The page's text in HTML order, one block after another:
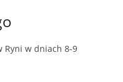
Ryni w dniach 8-9